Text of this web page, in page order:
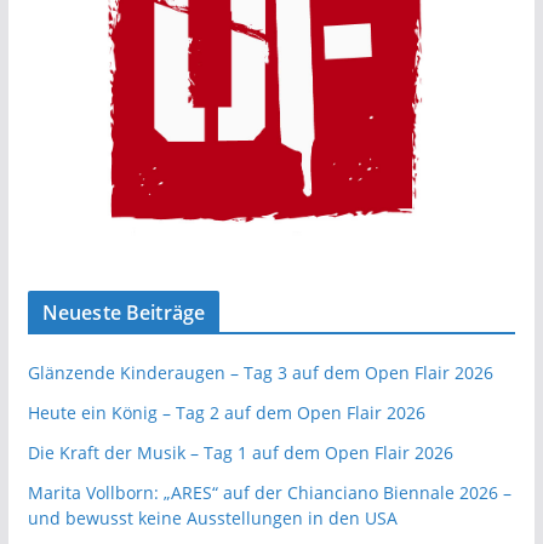
Neueste Beiträge
Glänzende Kinderaugen – Tag 3 auf dem Open Flair 2026
Heute ein König – Tag 2 auf dem Open Flair 2026
Die Kraft der Musik – Tag 1 auf dem Open Flair 2026
Marita Vollborn: „ARES“ auf der Chianciano Biennale 2026 –
und bewusst keine Ausstellungen in den USA